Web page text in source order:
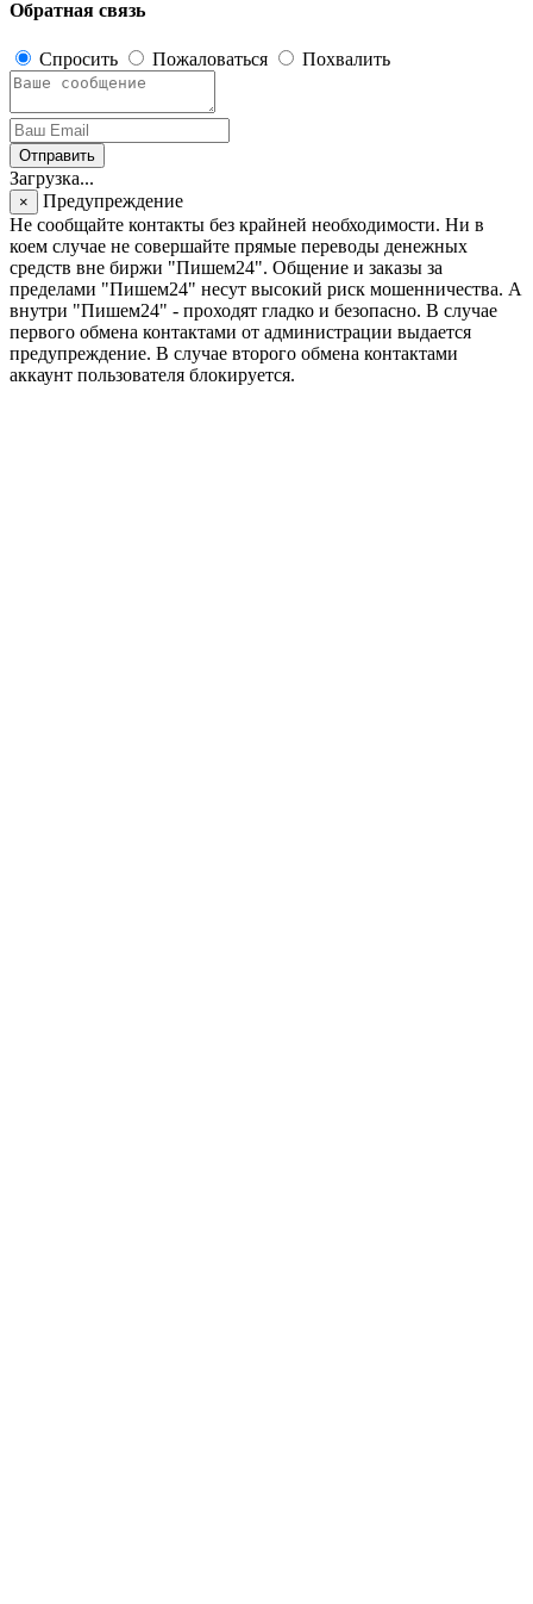
Обратная связь
Спросить Пожаловаться Похвалить
Отправить
Загрузка...
×
Предупреждение
Не сообщайте контакты без крайней необходимости. Ни в
коем случае не совершайте прямые переводы денежных
средств вне биржи "Пишем24". Общение и заказы за
пределами "Пишем24" несут высокий риск мошенничества. А
внутри "Пишем24" - проходят гладко и безопасно. В случае
первого обмена контактами от администрации выдается
предупреждение. В случае второго обмена контактами
аккаунт пользователя блокируется.